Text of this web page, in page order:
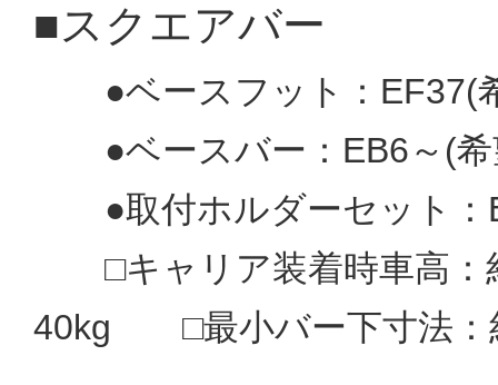
■スクエアバー
●ベースフット：EF37(
●ベースバー：EB6～ (
●取付ホルダーセット：
□キャリア装着時車高
40kg □最小バー下寸法：